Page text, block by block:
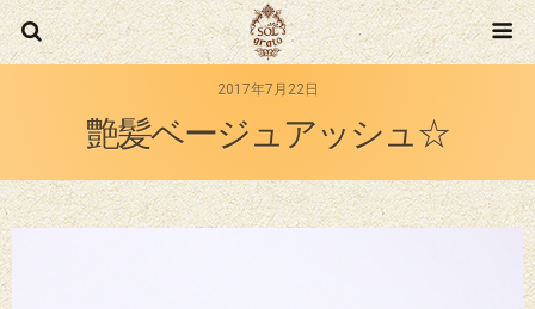
有限会
2017年7月22日
艶髪ベージュアッシュ☆